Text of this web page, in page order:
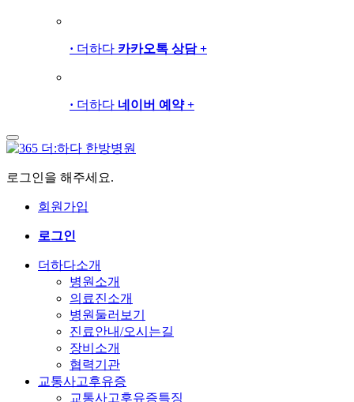
· 더하다 카카오톡 상담 +
· 더하다 네이버 예약 +
로그인을 해주세요.
회원가입
로그인
더하다소개
병원소개
의료진소개
병원둘러보기
진료안내/오시는길
장비소개
협력기관
교통사고후유증
교통사고후유증특징